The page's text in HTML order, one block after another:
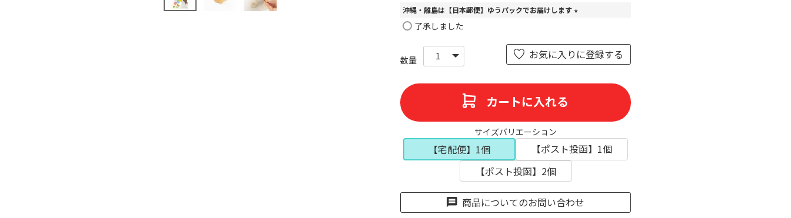
須
沖縄・離島は【日本郵便】ゆうパックでお届けします
須
)
了承しました
お気に入りに登録する
カートに入れる
サイズバリエーション
【宅配便】1個
【ポスト投函】1個
【ポスト投函】2個
商品についてのお問い合わせ